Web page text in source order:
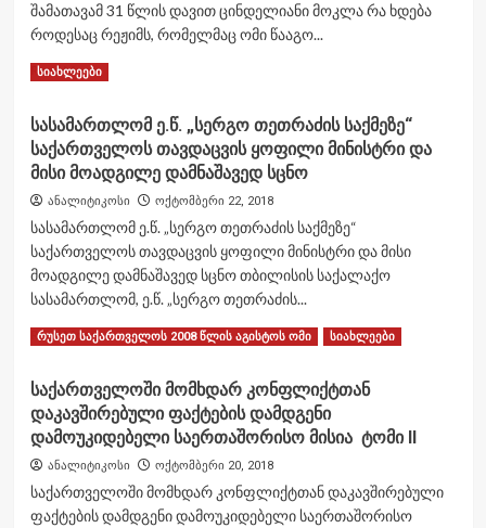
გარემოებებში
მკვლელობის
და
უკანონოდ
აღკვეთაში
დამნაშავედ
სცნო
შამათავამ 31 წლის დავით ცინდელიანი მოკლა რა ხდება
როდესაც რეჟიმს, რომელმაც ომი წააგო...
Read MoreRead
2008
წლის
16
აგვისტოს
კუდ-
ის
მაღალჩინოსანმა
რომან
შამათავამ
31
წლის
მოკლა
სიახლეები
სასამართლომ ე.წ. „სერგო თეთრაძის საქმეზე“
საქართველოს თავდაცვის ყოფილი მინისტრი და
მისი მოადგილე დამნაშავედ სცნო
ანალიტიკოსი ოქტომბერი 22, 2018
სასამართლომ ე.წ. „სერგო თეთრაძის საქმეზე“
საქართველოს თავდაცვის ყოფილი მინისტრი და მისი
მოადგილე დამნაშავედ სცნო თბილისის საქალაქო
სასამართლომ, ე.წ. „სერგო თეთრაძის...
Read MoreRead
სასამართლომ
ე.წ.
„სერგო
თეთრაძის
საქმეზე“
საქართველოს
თავდაცვის
რუსეთ საქართველოს 2008 წლის აგისტოს ომი სიახლეები
საქართველოში მომხდარ კონფლიქტთან
დაკავშირებული ფაქტების დამდგენი
დამოუკიდებელი საერთაშორისო მისია ტომი II
ანალიტიკოსი ოქტომბერი 20, 2018
საქართველოში მომხდარ კონფლიქტთან დაკავშირებული
ფაქტების დამდგენი დამოუკიდებელი საერთაშორისო